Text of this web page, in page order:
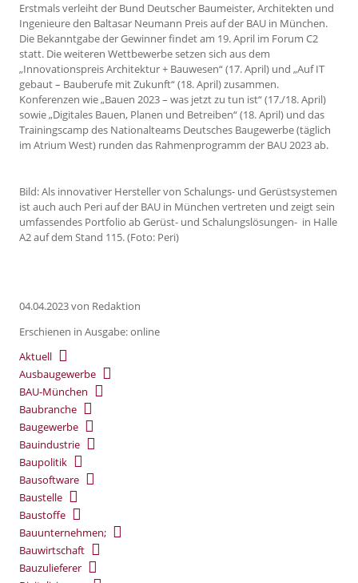
Erstmals verleiht der Bund Deutscher Baumeister, Architekten und
Ingenieure den Baltasar Neumann Preis auf der BAU in München.
Die Bekanntgabe der Gewinner findet am 19. April im Forum C2
statt. Die weiteren Wettbewerbe setzen sich aus dem
„Innovationspreis Architektur + Bauwesen“ (17. April) und „Auf IT
gebaut – Bauberufe mit Zukunft“ (18. April) zusammen.
Konferenzen wie „Bauen 2023 – was jetzt zu tun ist“ (17./18. April)
sowie „Digitales Bauen, Planen und Betreiben“ (18. April) und das
Trainingscamp des Nationalteams Deutsches Baugewerbe (täglich
im Atrium West) runden das Rahmenprogramm der BAU 2023 ab.
Bild: Als innovativer Hersteller von Schalungs- und Gerüstsystemen
ist auch auch Peri auf der BAU in München vertreten und zeigt sein
umfassendes Portfolio ab Gerüst- und Schalungslösungen- in Halle
A2 auf dem Stand 115. (Foto: Peri)
04.04.2023von Redaktion
Erschienen in Ausgabe: online
Aktuell
Ausbaugewerbe
BAU-München
Baubranche
Baugewerbe
Bauindustrie
Baupolitik
Bausoftware
Baustelle
Baustoffe
Bauunternehmen;
Bauwirtschaft
Bauzulieferer